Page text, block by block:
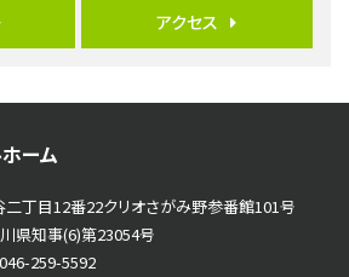
さがみ野駅
海老名駅
バ15分 歩1分
床暖房完備 車並列2台駐…
アクセス
ーム
丁目12番22クリオさがみ野参番館101号
県知事(6)第23054号
259-5592